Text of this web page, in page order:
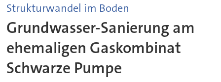
Strukturwandel im Boden
Grundwasser-Sanierung am
ehemaligen Gaskombinat
Schwarze Pumpe